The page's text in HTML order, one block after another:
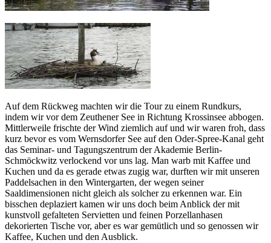
Auf dem Rückweg machten wir die Tour zu einem Rundkurs,
indem wir vor dem Zeuthener See in Richtung Krossinsee abbogen.
Mittlerweile frischte der Wind ziemlich auf und wir waren froh, dass
kurz bevor es vom Wernsdorfer See auf den Oder-Spree-Kanal geht
das Seminar- und Tagungszentrum der Akademie Berlin-
Schmöckwitz verlockend vor uns lag. Man warb mit Kaffee und
Kuchen und da es gerade etwas zugig war, durften wir mit unseren
Paddelsachen in den Wintergarten, der wegen seiner
Saaldimensionen nicht gleich als solcher zu erkennen war. Ein
bisschen deplaziert kamen wir uns doch beim Anblick der mit
kunstvoll gefalteten Servietten und feinen Porzellanhasen
dekorierten Tische vor, aber es war gemütlich und so genossen wir
Kaffee, Kuchen und den Ausblick.